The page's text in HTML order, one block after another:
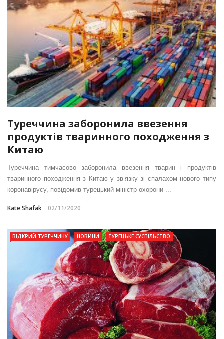
Туреччина заборонила ввезення
продуктів тваринного походження з
Китаю
Туреччина тимчасово заборонила ввезення тварин і продуктів
тваринного походження з Китаю у зв’язку зі спалахом нового типу
коронавірусу, повідомив турецький міністр охорони ...
Kate Shafak 02/11/2020
ВІДКРИЙ ТУРЕЧЧИНУ НОВИНИ ТУРЕЦЬКЕ СУСПІЛЬСТВО